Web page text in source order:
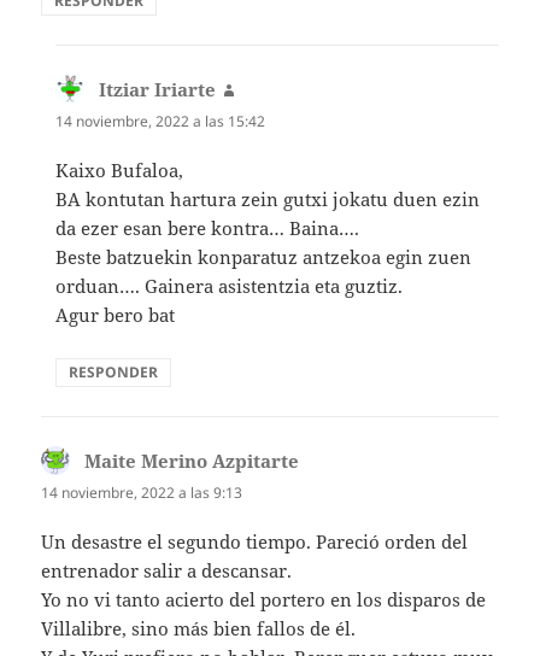
Itziar Iriarte
14 noviembre, 2022 a las 15:42
Kaixo Bufaloa,
BA kontutan hartura zein gutxi jokatu duen ezin
da ezer esan bere kontra… Baina….
Beste batzuekin konparatuz antzekoa egin zuen
orduan…. Gainera asistentzia eta guztiz.
Agur bero bat
RESPONDER
Maite Merino Azpitarte
14 noviembre, 2022 a las 9:13
Un desastre el segundo tiempo. Pareció orden del
entrenador salir a descansar.
Yo no vi tanto acierto del portero en los disparos de
Villalibre, sino más bien fallos de él.